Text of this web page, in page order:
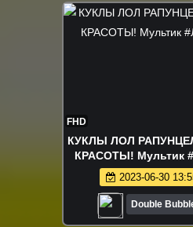
FHD
КУКЛЫ ЛОЛ
КРАСОТЫ! Мультик
2023-06-30
Double